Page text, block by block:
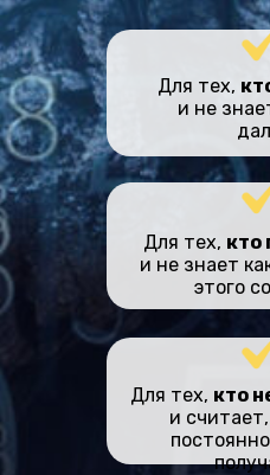
Для тех,
и не
Для тех, кто
и не знает
этого
Для тех, кто
и